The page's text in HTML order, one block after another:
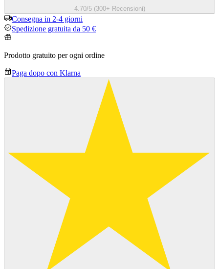
4.70/5 (300+ Recensioni)
Consegna in 2-4 giorni
Spedizione gratuita da 50 €
Prodotto gratuito per ogni ordine
Paga dopo con Klarna